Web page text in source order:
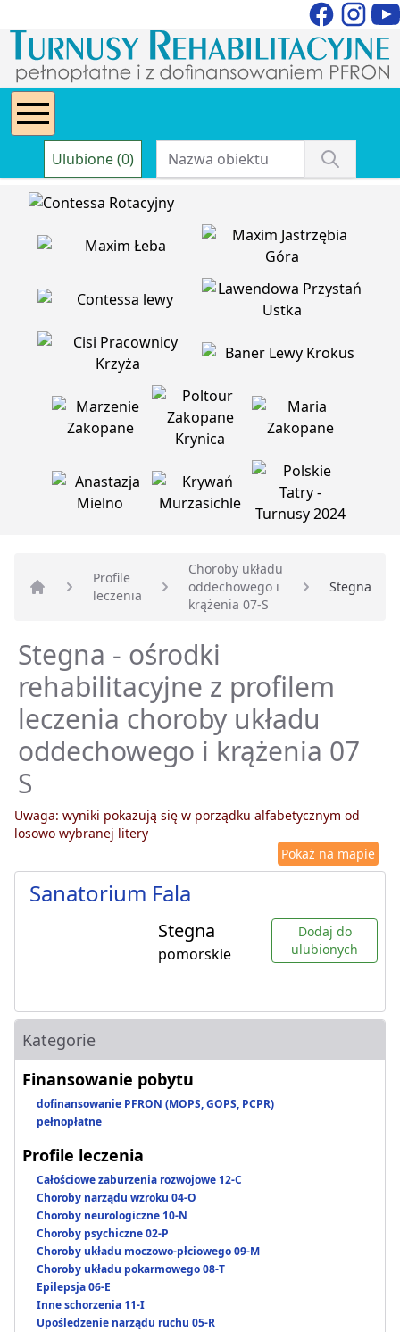
Ulubione (0)
Strona główna
Profile
leczenia
Choroby układu
oddechowego i
krążenia 07-S
Stegna
Stegna - ośrodki
rehabilitacyjne z profilem
leczenia choroby układu
oddechowego i krążenia 07
S
Uwaga: wyniki pokazują się w porządku alfabetycznym od
losowo wybranej litery
Pokaż na mapie
Sanatorium Fala
Stegna
pomorskie
Dodaj do
ulubionych
Kategorie
Finansowanie pobytu
dofinansowanie PFRON (MOPS, GOPS, PCPR)
pełnopłatne
Profile leczenia
Całościowe zaburzenia rozwojowe 12-C
Choroby narządu wzroku 04-O
Choroby neurologiczne 10-N
Choroby psychiczne 02-P
Choroby układu moczowo-płciowego 09-M
Choroby układu pokarmowego 08-T
Epilepsja 06-E
Inne schorzenia 11-I
Upośledzenie narządu ruchu 05-R